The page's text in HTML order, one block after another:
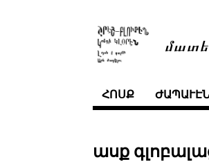
ՀՈՍՔ
ասք